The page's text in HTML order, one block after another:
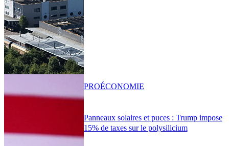
Panneaux solaires et puces : Trump impose
15% de taxes sur le polysilicium
PROÉCONOMIE